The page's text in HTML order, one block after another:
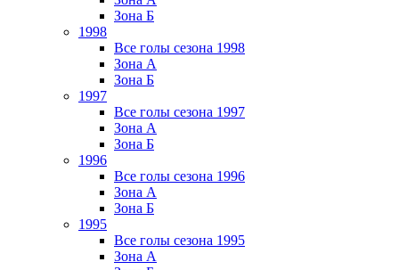
Зона Б
1998
Все голы сезона 1998
Зона А
Зона Б
1997
Все голы сезона 1997
Зона А
Зона Б
1996
Все голы сезона 1996
Зона А
Зона Б
1995
Все голы сезона 1995
Зона А